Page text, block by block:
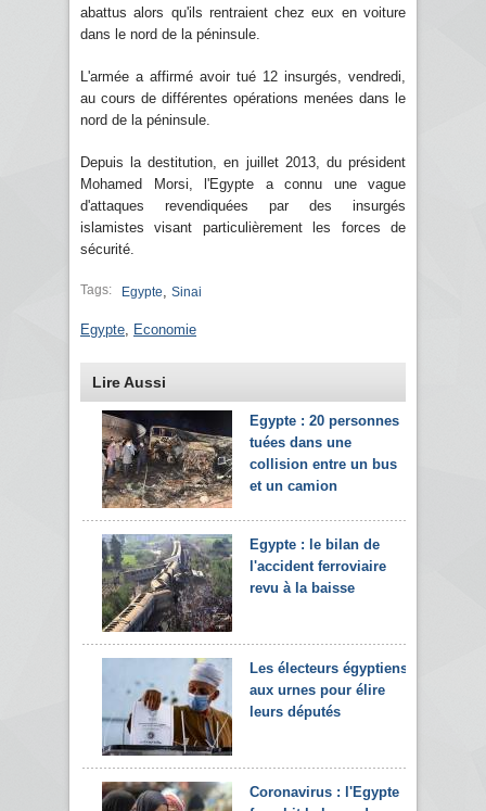
abattus alors qu'ils rentraient chez eux en voiture
dans le nord de la péninsule.
L'armée a affirmé avoir tué 12 insurgés, vendredi,
au cours de différentes opérations menées dans le
nord de la péninsule.
Depuis la destitution, en juillet 2013, du président
Mohamed Morsi, l'Egypte a connu une vague
d'attaques revendiquées par des insurgés
islamistes visant particulièrement les forces de
sécurité.
Tags: Egypte Sinai
Egypte Economie
Lire Aussi
Egypte : 20 personnes
tuées dans une
collision entre un bus
et un camion
Egypte : le bilan de
l'accident ferroviaire
revu à la baisse
Les électeurs égyptiens
aux urnes pour élire
leurs députés
Coronavirus : l'Egypte